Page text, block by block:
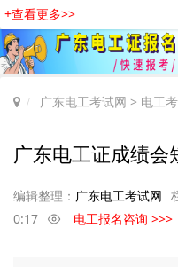
+查看更多>>
广东电工考试网 > 电工
广东电工证成绩会
编辑整理： 广东电工考试网
0:17
电工报名咨询 >>>